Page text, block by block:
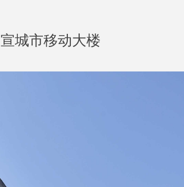
宣城市移动大楼